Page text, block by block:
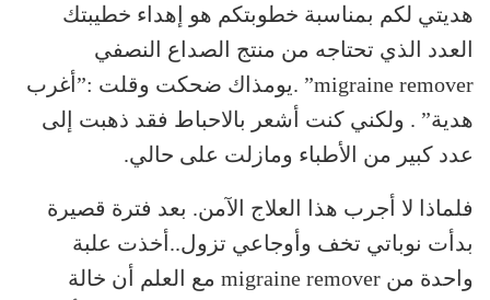
هديتي لكم بمناسبة خطوبتكم هو إهداء خطيبتك
العدد الذي تحتاجه من منتج الصداع النصفي
migraine remover” .يومذاك ضحكت وقلت :”أغرب
هدية” . ولكني كنت أشعر بالاحباط فقد ذهبت إلى
عدد كبير من الأطباء ومازلت على حالي.
فلماذا لا أجرب هذا العلاج الآمن. بعد فترة قصيرة
بدأت نوباتي تخف وأوجاعي تزول..أخذت علبة
واحدة من migraine remover مع العلم أن خالة